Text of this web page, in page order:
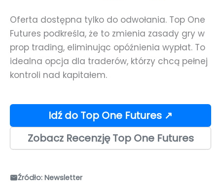
Oferta dostępna tylko do odwołania. Top One
Futures podkreśla, że to zmienia zasady gry w
prop trading, eliminując opóźnienia wypłat. To
idealna opcja dla traderów, którzy chcą pełnej
kontroli nad kapitałem.
Idź do Top One Futures ↗
Zobacz Recenzję Top One Futures
Źródło: Newsletter